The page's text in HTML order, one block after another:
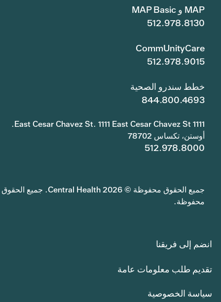
MAP و MAP Basic
512.978.8130
CommUnityCare
512.978.9015
خطط سندرو الصحية
844.800.4693
1111 East Cesar Chavez St. 1111 East Cesar Chavez St.
أوستن، تكساس 78702
512.978.8000
جميع الحقوق محفوظة © 2026 Central Health. جميع الحقوق
محفوظة.
انضم إلى فريقنا
تقديم طلب معلومات عامة
سياسة الخصوصية